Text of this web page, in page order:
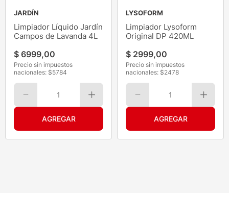
JARDÍN
Limpiador Líquido Jardín
Campos de Lavanda 4L
$ 6999,00
Precio sin impuestos
nacionales: $5784
1
LYSOFORM
Limpiador Lysoform
Original DP 420ML
$ 2999,00
Precio sin impuestos
nacionales: $2478
1